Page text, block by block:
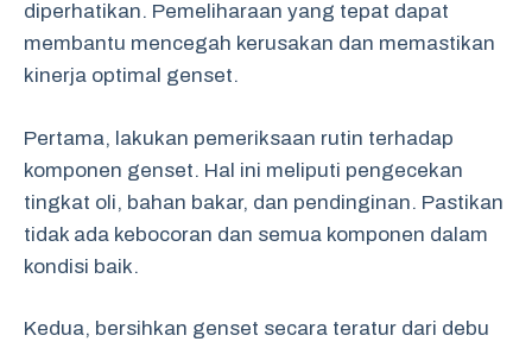
diperhatikan. Pemeliharaan yang tepat dapat
membantu mencegah kerusakan dan memastikan
kinerja optimal genset.
Pertama, lakukan pemeriksaan rutin terhadap
komponen genset. Hal ini meliputi pengecekan
tingkat oli, bahan bakar, dan pendinginan. Pastikan
tidak ada kebocoran dan semua komponen dalam
kondisi baik.
Kedua, bersihkan genset secara teratur dari debu